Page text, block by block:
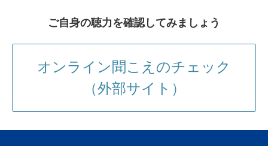
ご自身の聴力を確認してみましょう
オンライン聞こえのチェック
（外部サイト）